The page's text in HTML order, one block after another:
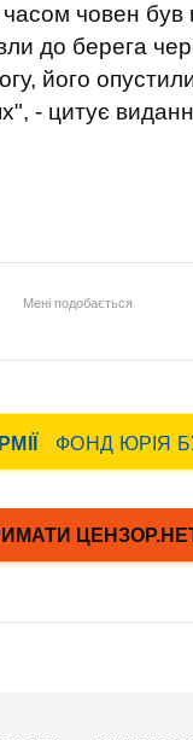
човен був
до берега
його
- цитує
Мені подобається